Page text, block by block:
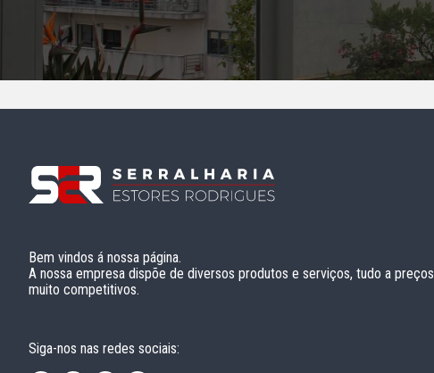
Bem vindos á nossa página.
A nossa empresa dispõe de diversos produtos e serviços, tudo a preços
muito competitivos.
Siga-nos nas redes sociais: